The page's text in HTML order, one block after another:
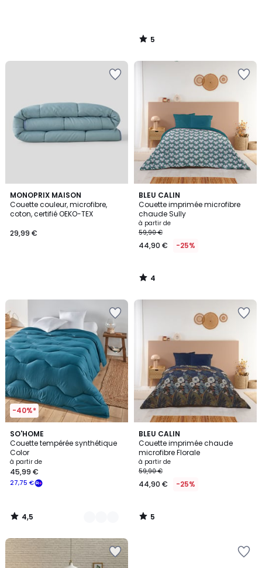
5
/
MONOPRIX MAISON
Couette couleur, microfibre,
coton, certifié OEKO-TEX
29,99 €
BLEU CALIN
Couette imprimée microfibre
chaude Sully
à partir de
59,90 €
44,90 € -25%
4
/
5
4
/
-40%*
SO'HOME
Couette tempérée synthétique
Color
à partir de
27,75 €
45,99 €
4,5
/ 5
3
Couleurs
4,5
/
BLEU CALIN
Couette imprimée chaude
microfibre Florale
à partir de
59,90 €
44,90 € -25%
5
/
5
5
/